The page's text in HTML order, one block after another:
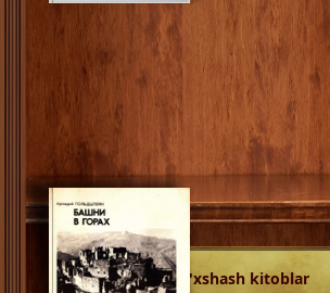
O'xshash kitoblar